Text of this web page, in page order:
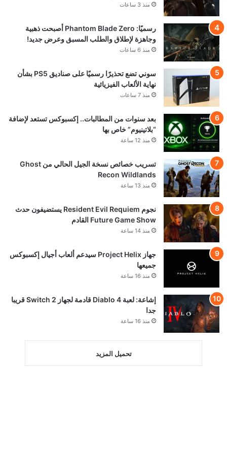
منذ 3 ساعات
رسميًا: Phantom Blade Zero أصبحت ذهبية
وجاهزة لإطلاق والطلب المسبق وعرض جديد!
منذ 6 ساعات
سوني تضع تحذيرًا رسميًا على صناديق PS5 بشأن
نهاية الألعاب الفيزيائية
منذ 7 ساعات
بعد سنوات من المطالبات.. إكسبوكس تستعد لإضافة
“بلاتينيوم” خاص بها
منذ 12 ساعة
تسريب خصائص نسخة الجيل الحالي من Ghost
Recon Wildlands
منذ 13 ساعة
نجوم Resident Evil Requiem يستضيفون حدث
Future Game Show القادم
منذ 14 ساعة
جهاز Project Helix سيدعم ألعاب أجيال إكسبوكس
جميعها
منذ 16 ساعة
إشاعة: لعبة Diablo 4 قادمة لجهاز Switch 2 قريبا
جدا
منذ 16 ساعة
تحميل المزيد